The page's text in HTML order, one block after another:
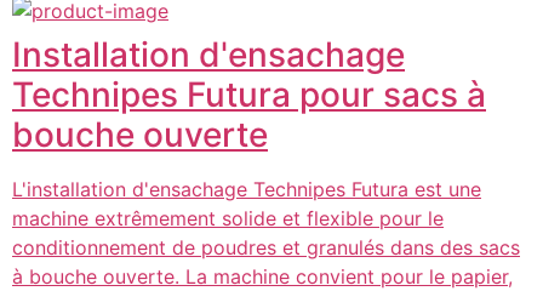
Installation d'ensachage
Technipes Futura pour sacs à
bouche ouverte
L'installation d'ensachage Technipes Futura est une
machine extrêmement solide et flexible pour le
conditionnement de poudres et granulés dans des sacs
à bouche ouverte. La machine convient pour le papier,